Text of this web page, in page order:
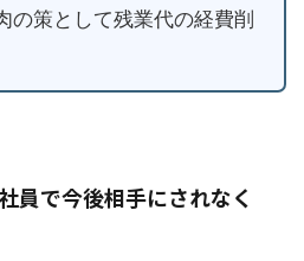
の策として残業代の経費削
員で今後相手にされなく